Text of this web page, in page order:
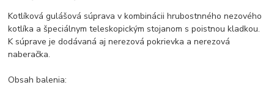
Kotlíková gulášová súprava v kombinácii hrubostnného nezového
kotlíka a špeciálnym teleskopickým stojanom s poistnou kladkou.
K súprave je dodávaná aj nerezová pokrievka a nerezová
naberačka.
Obsah balenia: